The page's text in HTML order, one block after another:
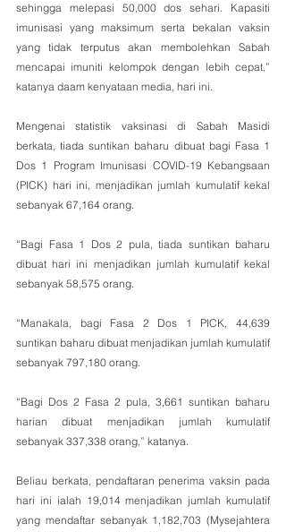
sehingga melepasi 50,000 dos sehari. Kapasiti
imunisasi yang maksimum serta bekalan vaksin
yang tidak terputus akan membolehkan Sabah
mencapai imuniti kelompok dengan lebih cepat,”
katanya daam kenyataan media, hari ini.
Mengenai statistik vaksinasi di Sabah Masidi
berkata, tiada suntikan baharu dibuat bagi Fasa 1
Dos 1 Program Imunisasi COVID-19 Kebangsaan
(PICK) hari ini, menjadikan jumlah kumulatif kekal
sebanyak 67,164 orang.
“Bagi Fasa 1 Dos 2 pula, tiada suntikan baharu
dibuat hari ini menjadikan jumlah kumulatif kekal
sebanyak 58,575 orang.
“Manakala, bagi Fasa 2 Dos 1 PICK, 44,639
suntikan baharu dibuat menjadikan jumlah kumulatif
sebanyak 797,180 orang.
“Bagi Dos 2 Fasa 2 pula, 3,661 suntikan baharu
harian dibuat menjadikan jumlah kumulatif
sebanyak 337,338 orang,” katanya.
Beliau berkata, pendaftaran penerima vaksin pada
hari ini ialah 19,014 menjadikan jumlah kumulatif
yang mendaftar sebanyak 1,182,703 (Mysejahtera